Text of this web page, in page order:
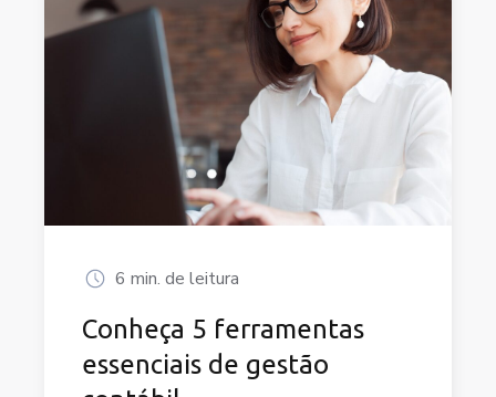
6 min. de leitura
Conheça 5 ferramentas
essenciais de gestão